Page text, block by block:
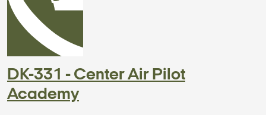
DK-331 - Center Air Pilot
Academy